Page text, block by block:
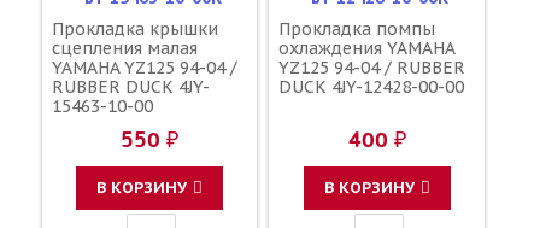
Прокладка крышки
сцепления малая
YAMAHA YZ125 94-04 /
RUBBER DUCK 4JY-
15463-10-00
550 ₽
В КОРЗИНУ
Прокладка помпы
охлаждения YAMAHA
YZ125 94-04 / RUBBER
DUCK 4JY-12428-00-00
400 ₽
В КОРЗИНУ